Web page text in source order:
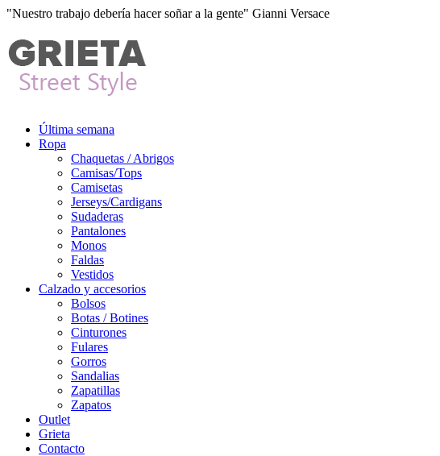
"Nuestro trabajo debería hacer soñar a la gente" Gianni Versace
Última semana
Ropa
Chaquetas / Abrigos
Camisas/Tops
Camisetas
Jerseys/Cardigans
Sudaderas
Pantalones
Monos
Faldas
Vestidos
Calzado y accesorios
Bolsos
Botas / Botines
Cinturones
Fulares
Gorros
Sandalias
Zapatillas
Zapatos
Outlet
Grieta
Contacto